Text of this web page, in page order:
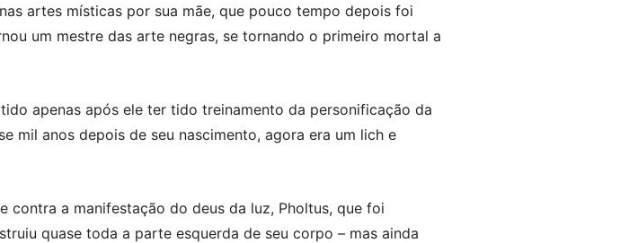
artes místicas por sua mãe, que pouco tempo depois foi
um mestre das arte negras, se tornando o primeiro mortal a
apenas após ele ter tido treinamento da personificação da
mil anos depois de seu nascimento, agora era um lich e
contra a manifestação do deus da luz, Pholtus, que foi
quase toda a parte esquerda de seu corpo – mas ainda